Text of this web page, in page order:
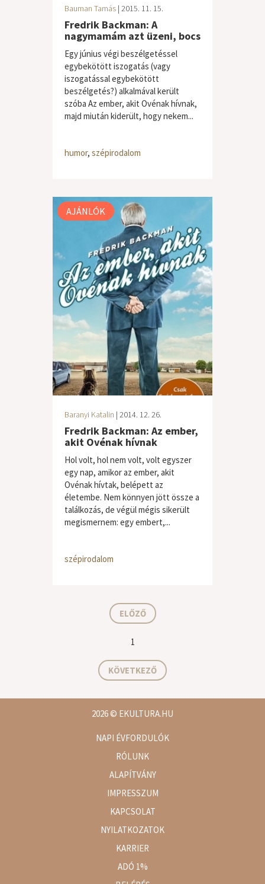
Bauman Tamás | 2015. 11. 15.
Fredrik Backman: A
nagymamám azt üzeni, bocs
Egy június végi beszélgetéssel
egybekötött iszogatás (vagy
iszogatással egybekötött
beszélgetés?) alkalmával került
szóba Az ember, akit Ovénak hívnak,
majd miután kiderült, hogy nekem...
humor, szépirodalom
AJÁNLÓK
Baranyi Katalin | 2014. 12. 26.
Fredrik Backman: Az ember,
akit Ovénak hívnak
Hol volt, hol nem volt, volt egyszer
egy nap, amikor az ember, akit
Ovénak hívtak, belépett az
életembe. Nem könnyen jött össze a
találkozás, de végül mégis sikerült
megismernem: egy embert,...
szépirodalom
ELŐZŐ
1
KÖVETKEZŐ
2026© EKULTURA.HU
NAPI ÉVFORDULÓK
RÓLUNK
ALAPÍTVÁNY
IMPRESSZUM
KAPCSOLAT
NYILATKOZATOK
KARRIER
ADÓ 1%